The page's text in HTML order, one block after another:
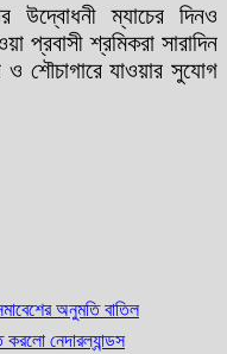
উদ্বোধনী ম্যাচের দিনও
প্রবাসী শ্রমিকরা সারাদিন
ও শৌচাগারে যাওয়ার সুযোগ
অনুমতি বাতিল
করলো নেদারল্যান্ডস